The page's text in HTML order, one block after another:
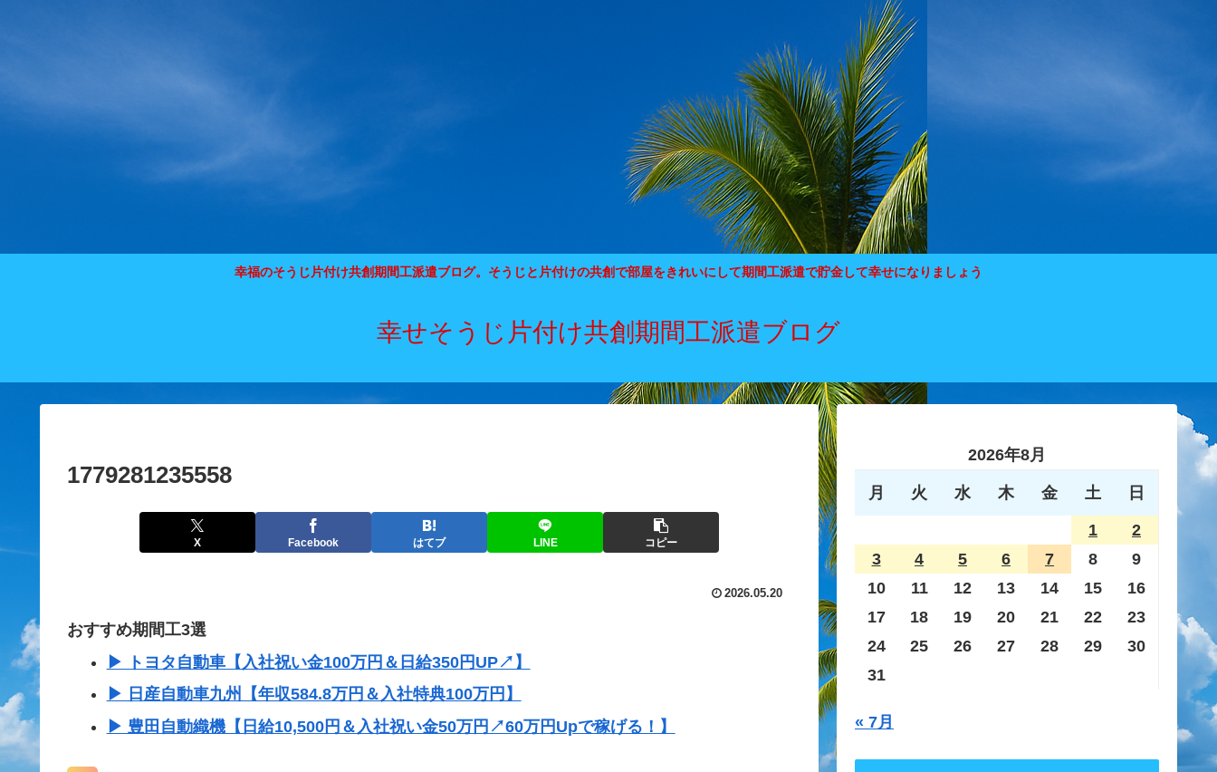
幸福のそうじ片付け共創期間工派遣ブログ。そうじと片付けの共創で部屋をきれいにして期間工派遣で貯金して幸せになりましょう
幸せそうじ片付け共創期間工派遣ブログ
1779281235558
X Facebook はてブ LINE コピー
2026.05.20
おすすめ期間工3選
▶ トヨタ自動車【入社祝い金100万円＆日給350円UP↗】
▶ 日産自動車九州【年収584.8万円＆入社特典100万円】
▶ 豊田自動織機【日給10,500円＆入社祝い金50万円↗60万円Upで稼げる！】
2026年8月
月 火 水 木 金 土 日
1
2
3
4 5 6 7 8
9
10
11 12 13 14 15
16
17
18 19 20 21 22
23
24
25 26 27 28 29
30
31
« 7月